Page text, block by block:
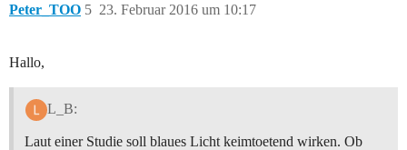
Peter_TOO 23. Februar 2016 um 10:17
5
Hallo,
L_B:
Laut einer Studie soll blaues Licht keimtoetend wirken. Ob